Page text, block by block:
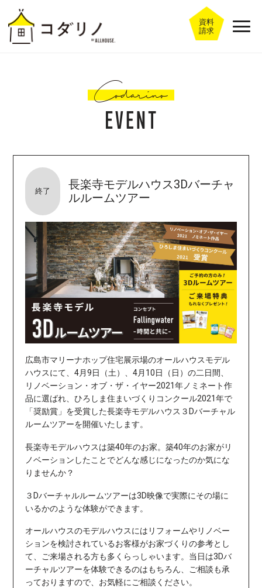
資料
請求
終了
長楽寺モデルハウス3Dバーチャ
ルルームツアー
広島市マリーナホップ住宅展示場のオールハウスモデル
ハウスにて、4月9日（土）、4月10日（日）の二日間、
リノベーション・オブ・ザ・イヤー2021年ノミネート作
品に選ばれ、ひろしま住まいづくりコンクール2021年で
「奨励賞 」を受賞した長楽寺モデルハウス３Dバーチャル
ルームツアーを開催いたします。
長楽寺モデルハウスは築40年のお家。築40年のお家がリ
ノベーションしたことでどんな感じになったのか気にな
りませんか？
３Dバーチャルルームツアーは3D映像で実際にその場に
いるかのような体験ができます。
オールハウスのモデルハウスには リフォームやリノベー
ションを検討されているお客様がお家づくりの参考とし
て、ご来場される方も多くらっしゃいます。当日は3Dバ
ーチャルツアーを体験できるのはもちろん、ご相談も承
っておりますので、お気軽にご相談ください。